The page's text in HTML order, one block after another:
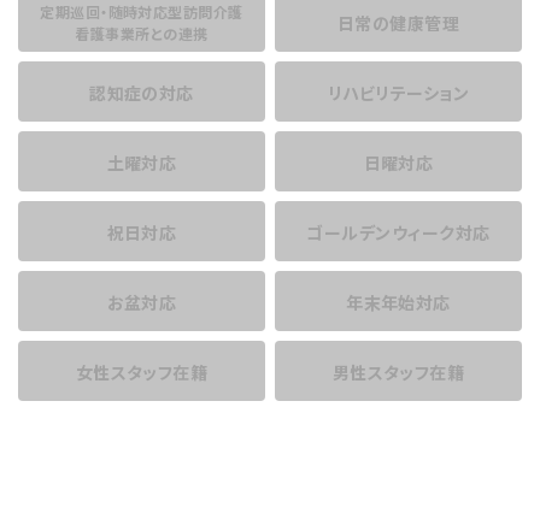
定期巡回・随時対応型訪問介護
看護事業所との連携
日常の健康管理
認知症の対応 リハビリテーション
土曜対応 日曜対応
祝日対応 ゴールデンウィーク対応
お盆対応 年末年始対応
女性スタッフ在籍 男性スタッフ在籍